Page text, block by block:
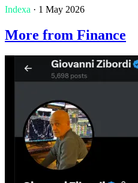
Indexa · 1 May 2026
More from Finance